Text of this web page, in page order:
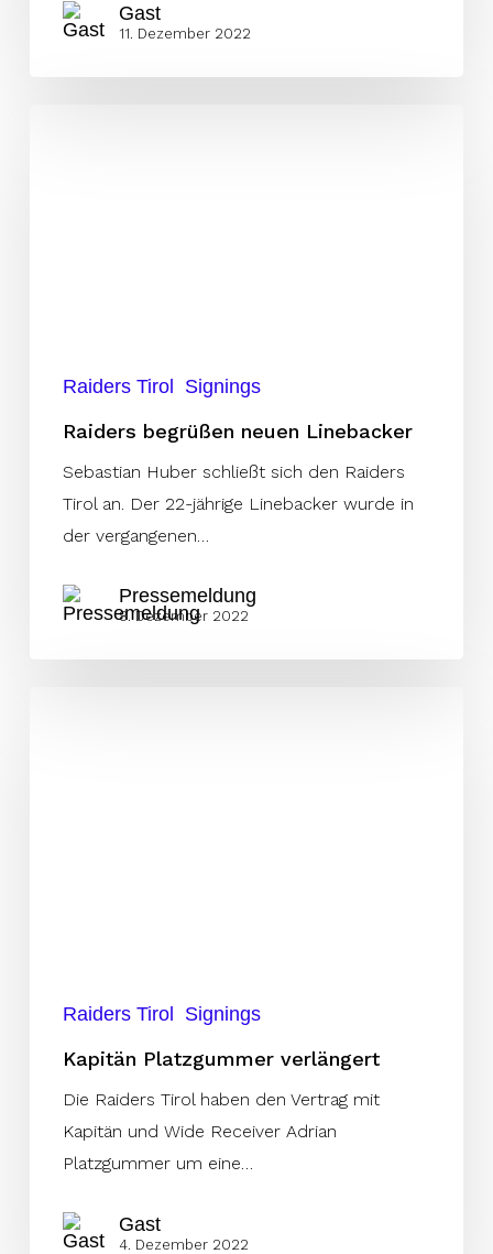
Gast
11. Dezember 2022
Raiders Tirol Signings
Raiders begrüßen neuen Linebacker
Sebastian Huber schließt sich den Raiders
Tirol an. Der 22-jährige Linebacker wurde in
der vergangenen…
Pressemeldung
8. Dezember 2022
Raiders Tirol Signings
Kapitän Platzgummer verlängert
Die Raiders Tirol haben den Vertrag mit
Kapitän und Wide Receiver Adrian
Platzgummer um eine…
Gast
4. Dezember 2022